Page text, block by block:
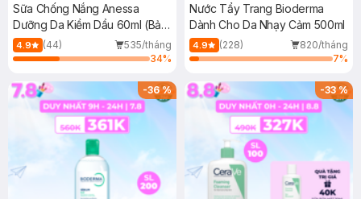
Sữa Chống Nắng Anessa
Dưỡng Da Kiềm Dầu 60ml (Bản
Mới)
4.9 (44)
535/tháng
34%
Nước Tẩy Trang Bioderma
Dành Cho Da Nhạy Cảm 500ml
4.9 (228)
820/tháng
7%
-36% -33%